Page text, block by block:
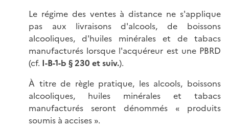
Le régime des ventes à distance ne s'applique
pas aux livraisons d'alcools, de boissons
alcooliques, d'huiles minérales et de tabacs
manufacturés lorsque l'acquéreur est une PBRD
(cf. I-B-1-b § 230 et suiv.).
À titre de règle pratique, les alcools, boissons
alcooliques, huiles minérales et tabacs
manufacturés seront dénommés « produits
soumis à accises ».